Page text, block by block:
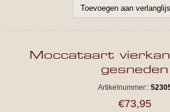
Moccataart
gesneden
Artikelnummer::
€73,95